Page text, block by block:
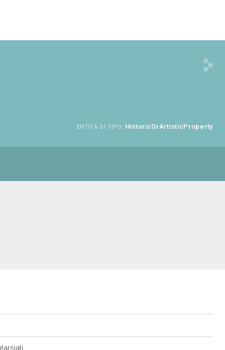
ENTITÀ DI TIPO: HistoricOrArtisticProperty